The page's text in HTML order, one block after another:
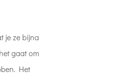
je ze bijna
gaat om
Het